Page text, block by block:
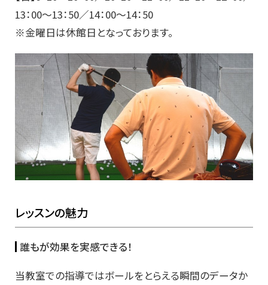
13：00～13：50／14：00～14：50
※金曜日は休館日となっております。
レッスンの魅力
誰もが効果を実感できる！
当教室での指導ではボールをとらえる瞬間のデータか